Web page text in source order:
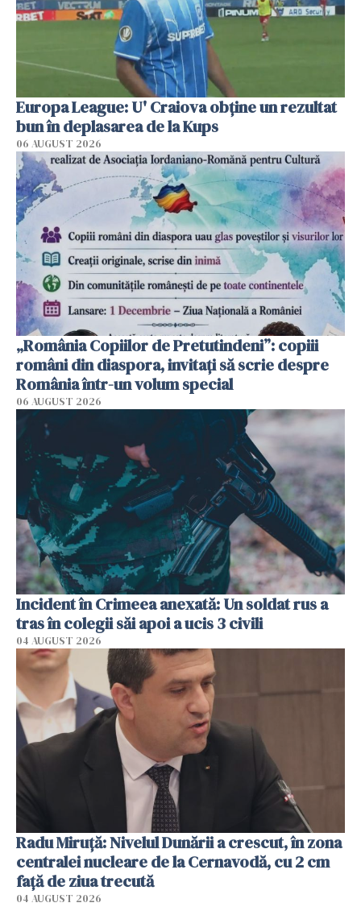
Europa League: U' Craiova obține un rezultat
bun în deplasarea de la Kups
06 AUGUST 2026
„România Copiilor de Pretutindeni”: copiii
români din diaspora, invitați să scrie despre
România într-un volum special
06 AUGUST 2026
Incident în Crimeea anexată: Un soldat rus a
tras în colegii săi apoi a ucis 3 civili
04 AUGUST 2026
Radu Miruţă: Nivelul Dunării a crescut, în zona
centralei nucleare de la Cernavodă, cu 2 cm
faţă de ziua trecută
04 AUGUST 2026